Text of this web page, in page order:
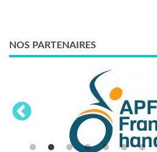
NOS PARTENAIRES